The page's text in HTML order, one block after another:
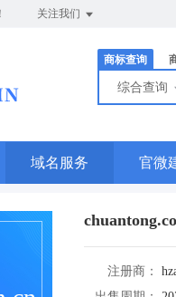
关注我们
商标查询
综合查询
域名服务 官微
注册商：